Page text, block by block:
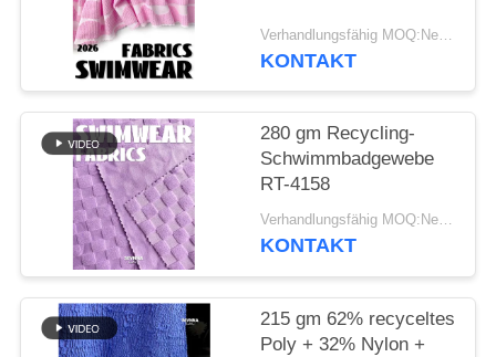
Verhandlungsfähig MOQ:Negotiable
KONTAKT
280 gm Recycling-
Schwimmbadgewebe
RT-4158
Verhandlungsfähig MOQ:Negotiable
KONTAKT
215 gm 62% recyceltes
Poly + 32% Nylon +